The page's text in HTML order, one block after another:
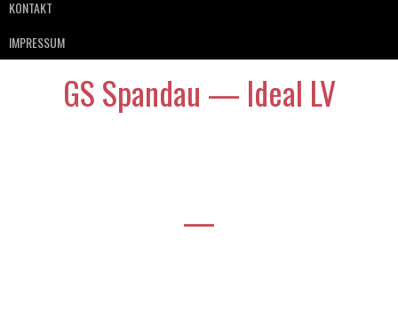
KONTAKT
IMPRESSUM
GS Spandau — Ideal LV
—